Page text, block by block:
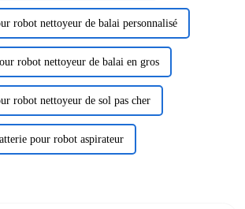
robot nettoyeur de balai personnalisé
robot nettoyeur de balai en gros
robot nettoyeur de sol pas cher
pour robot aspirateur